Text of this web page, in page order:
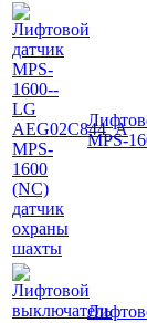
MPS-